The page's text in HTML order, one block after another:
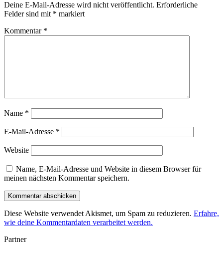
Deine E-Mail-Adresse wird nicht veröffentlicht. Erforderliche
Felder sind mit * markiert
Kommentar *
Name *
E-Mail-Adresse *
Website
Name, E-Mail-Adresse und Website in diesem Browser für
meinen nächsten Kommentar speichern.
Diese Website verwendet Akismet, um Spam zu reduzieren. Erfahre,
wie deine Kommentardaten verarbeitet werden.
Partner